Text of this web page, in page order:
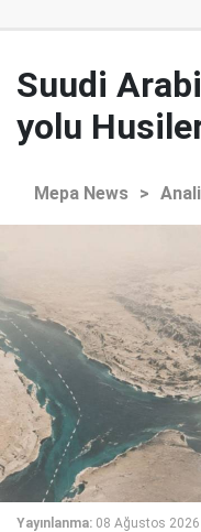
Suudi
yolu
Mepa News >
Yayınlanma: 08 Ağustos